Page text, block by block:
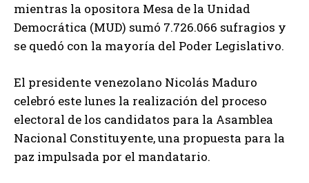
mientras la opositora Mesa de la Unidad
Democrática (MUD) sumó 7.726.066 sufragios y
se quedó con la mayoría del Poder Legislativo.
El presidente venezolano Nicolás Maduro
celebró este lunes la realización del proceso
electoral de los candidatos para la Asamblea
Nacional Constituyente, una propuesta para la
paz impulsada por el mandatario.